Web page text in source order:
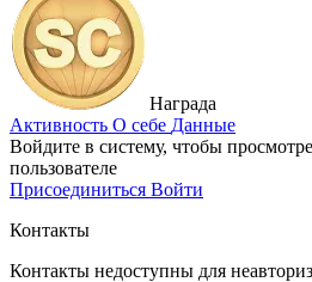
Награда
Активность О себе Данные
Войдите в систему, чтобы
пользователе
Присоединиться Войти
Контакты
Контакты недоступны для